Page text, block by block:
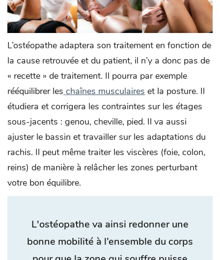
L’ostéopathe adaptera son traitement en fonction de
la cause retrouvée et du patient, il n’y a donc pas de
« recette » de traitement. Il pourra par exemple
rééquilibrer les chaînes musculaires et la posture. Il
étudiera et corrigera les contraintes sur les étages
sous-jacents : genou, cheville, pied. Il va aussi
ajuster le bassin et travailler sur les adaptations du
rachis. Il peut même traiter les viscères (foie, colon,
reins) de manière à relâcher les zones perturbant
votre bon équilibre.
L'ostéopathe va ainsi redonner une
bonne mobilité à l’ensemble du corps